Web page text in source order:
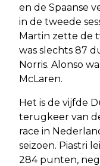
en de Spaanse
in de tweede
Martin zette de
was slechts 87
Norris. Alonso
McLaren.
Het is de vijfde
terugkeer van
race in
seizoen. Piastri
284 punten,